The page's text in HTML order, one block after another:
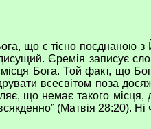
що є тісно поєднаною з
Єремія записує
місця Бога. Той факт, що
всесвітом поза
що немає такого місця,
(Матвія 28:20). Ні